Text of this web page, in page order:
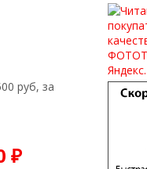
руб, за
₽